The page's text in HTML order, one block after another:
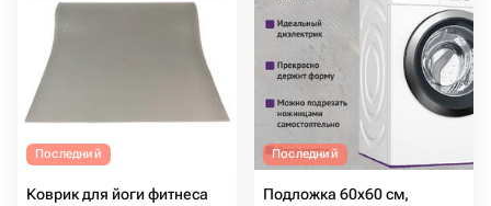
Последний
Коврик для йоги фитнеса
Последний
Подложка 60х60 см,